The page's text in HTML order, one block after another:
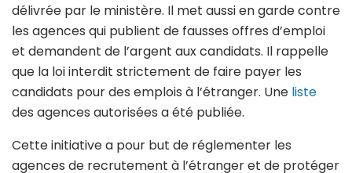
délivrée par le ministère. Il met aussi en garde contre
les agences qui publient de fausses offres d’emploi
et demandent de l’argent aux candidats. Il rappelle
que la loi interdit strictement de faire payer les
candidats pour des emplois à l’étranger. Une liste
des agences autorisées a été publiée.
Cette initiative a pour but de réglementer les
agences de recrutement à l’étranger et de protéger